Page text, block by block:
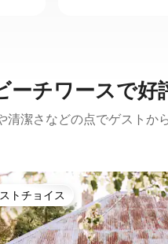
ーチワースで
清潔さなどの点でゲスト
トチョイス
トチョイス